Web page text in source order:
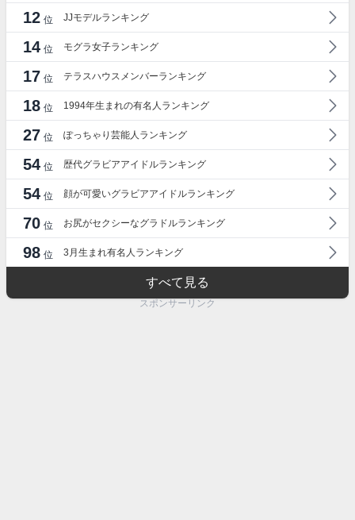
12 位 JJモデルランキング
14 位 モグラ女子ランキング
17 位 テラスハウスメンバーランキング
18 位 1994年生まれの有名人ランキング
27 位 ぽっちゃり芸能人ランキング
54 位 歴代グラビアアイドルランキング
54 位 顔が可愛いグラビアアイドルランキング
70 位 お尻がセクシーなグラドルランキング
98 位 3月生まれ有名人ランキング
すべて見る
スポンサーリンク